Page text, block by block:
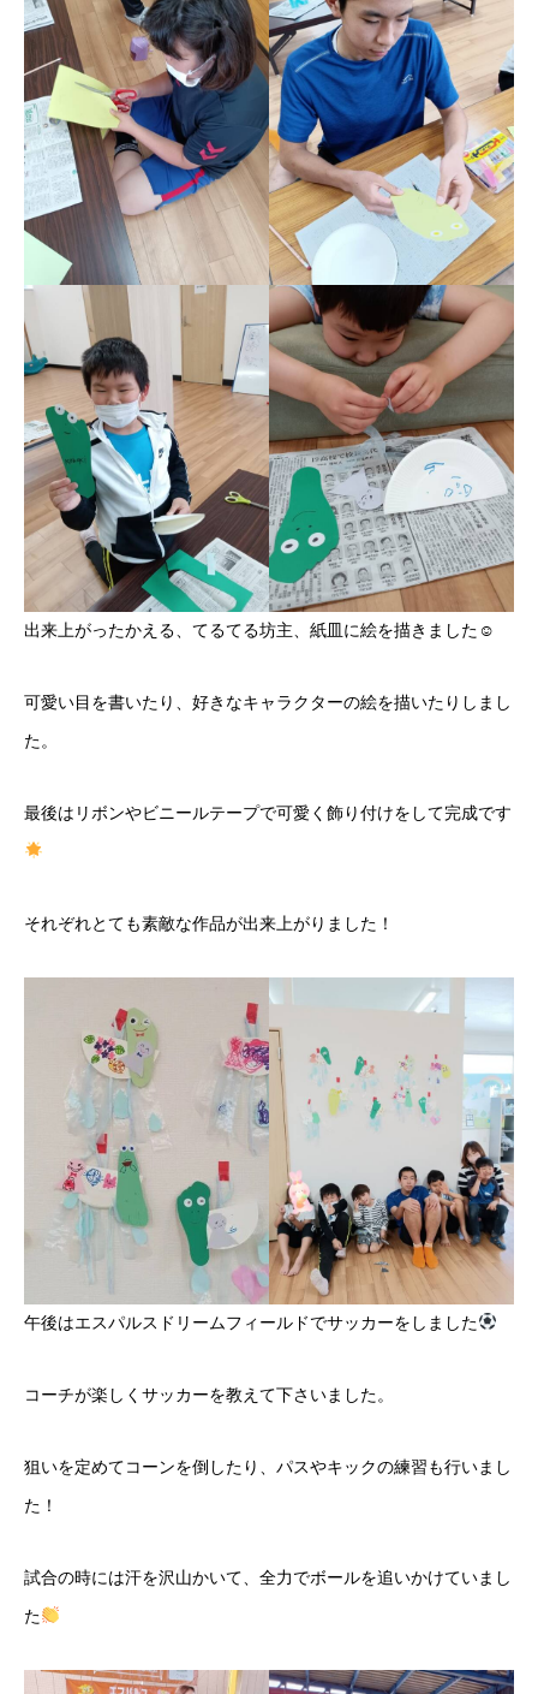
出来上がったかえる、てるてる坊主、紙皿に絵を描きました☺
可愛い目を書いたり、好きなキャラクターの絵を描いたりしまし
た。
最後はリボンやビニールテープで可愛く飾り付けをして完成です
それぞれとても素敵な作品が出来上がりました！
午後はエスパルスドリームフィールドでサッカーをしました
コーチが楽しくサッカーを教えて下さいました。
狙いを定めてコーンを倒したり、パスやキックの練習も行いまし
た！
試合の時には汗を沢山かいて、全力でボールを追いかけていまし
た